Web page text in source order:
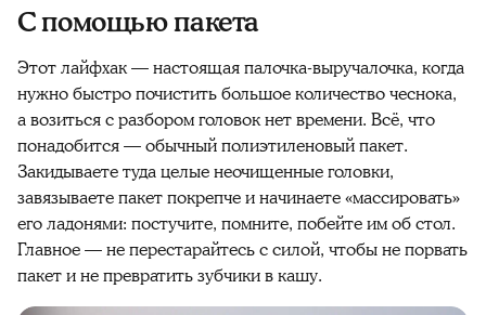
С помощью пакета
Этот лайфхак — настоящая палочка-выручалочка, когда
нужно быстропочиститьбольшое количествочеснока,
а возиться с разбором головок нет времени. Всё, что
понадобится — обычный полиэтиленовый пакет.
Закидываете туда целые неочищенные головки,
завязываете пакет покрепче и начинаете «массировать»
его ладонями: постучите, помните, побейте им об стол.
Главное — не перестарайтесь с силой, чтобы не порвать
пакет и не превратить зубчики в кашу.